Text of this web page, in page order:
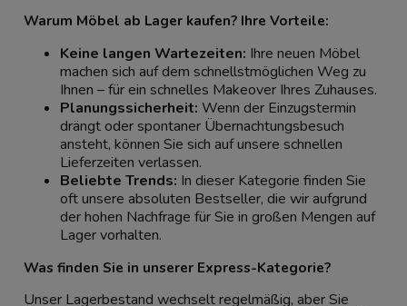
Warum Möbel ab Lager kaufen? Ihre Vorteile:
Keine langen Wartezeiten: Ihre neuen Möbel
machen sich auf dem schnellstmöglichen Weg zu
Ihnen – für ein schnelles Makeover Ihres Zuhauses.
Planungssicherheit: Wenn der Einzugstermin
drängt oder spontaner Übernachtungsbesuch
ansteht, können Sie sich auf unsere schnellen
Lieferzeiten verlassen.
Beliebte Trends: In dieser Kategorie finden Sie
oft unsere absoluten Bestseller, die wir aufgrund
der hohen Nachfrage für Sie in großen Mengen auf
Lager vorhalten.
Was finden Sie in unserer Express-Kategorie?
Unser Lagerbestand wechselt regelmäßig, aber Sie